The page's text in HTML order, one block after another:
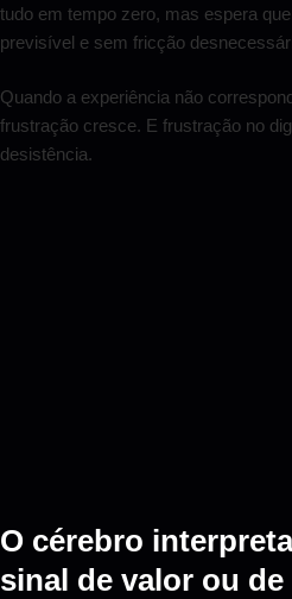
tudo em tempo zero, mas espera
previsível e sem fricção
Quando a experiência não
frustração cresce. E frustração no
desistência.
O cérebro
sinal de valor ou